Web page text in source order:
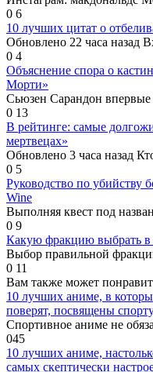
0 6
10 лучших цитат о
Обновлено 22 часа назад
0 4
Объяснение спора о
Морти»
Сьюзен Сарандон впервые
0 13
В рейтинге: самые
мертвецах»
Обновлено 3 часа назад
0 5
Руководство по убийству
Wine
Выполняя квест под
0 9
Какую фракцию выбрать в
Выбор правильной
0 11
Вам также может
10 лучших аниме, в
поверят, посвящены
Спортивное аниме не
045
10 лучших аниме,
самых скептически